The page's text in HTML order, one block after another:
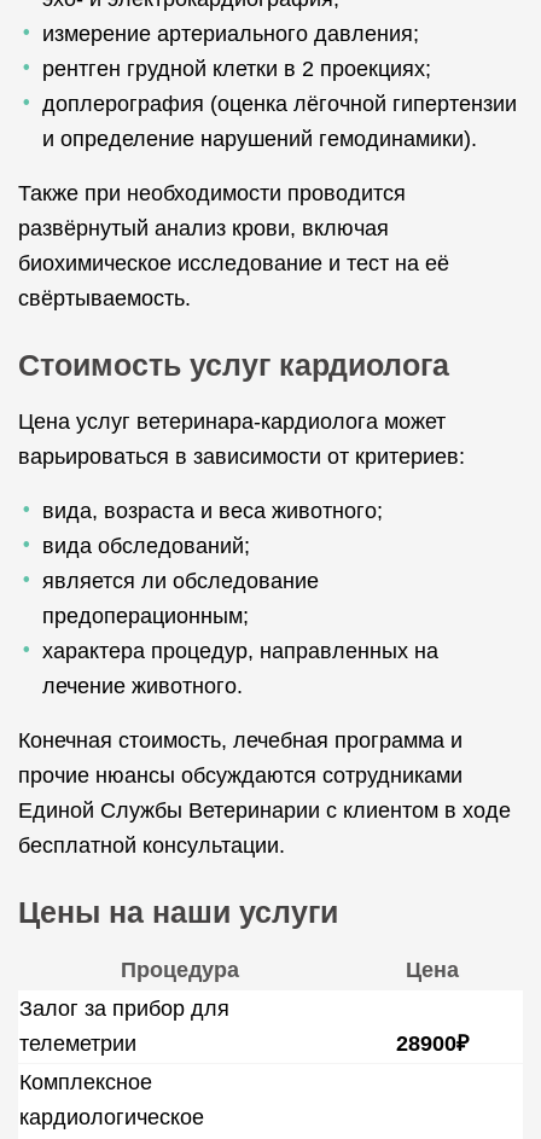
измерение артериального давления;
рентген грудной клетки в 2 проекциях;
доплерография (оценка лёгочной гипертензии
и определение нарушений гемодинамики).
Также при необходимости проводится
развёрнутый анализ крови, включая
биохимическое исследование и тест на её
свёртываемость.
Стоимость услуг кардиолога
Цена услуг ветеринара-кардиолога может
варьироваться в зависимости от критериев:
вида, возраста и веса животного;
вида обследований;
является ли обследование
предоперационным;
характера процедур, направленных на
лечение животного.
Конечная стоимость, лечебная программа и
прочие нюансы обсуждаются сотрудниками
Единой Службы Ветеринарии с клиентом в ходе
бесплатной консультации.
Цены на наши услуги
Процедура
Цена
Залог за прибор для
телеметрии
28900₽
Комплексное
кардиологическое